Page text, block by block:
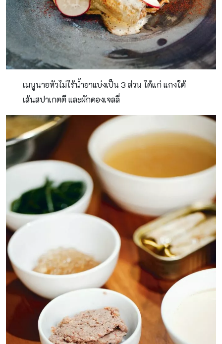
เมนูนายหัวไม่ไร้น้ำยาแบ่งเป็น 3 ส่วน ได้แก่ แกงใต้
เส้นสปาเกตตี และผักดองเจลลี่